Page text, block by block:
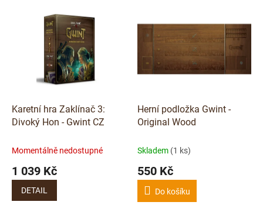
Karetní hra Zaklínač 3:
Divoký Hon - Gwint CZ
Momentálně nedostupné
1 039 Kč
DETAIL
Herní podložka Gwint -
Original Wood
Skladem (1 ks)
550 Kč
Do košíku